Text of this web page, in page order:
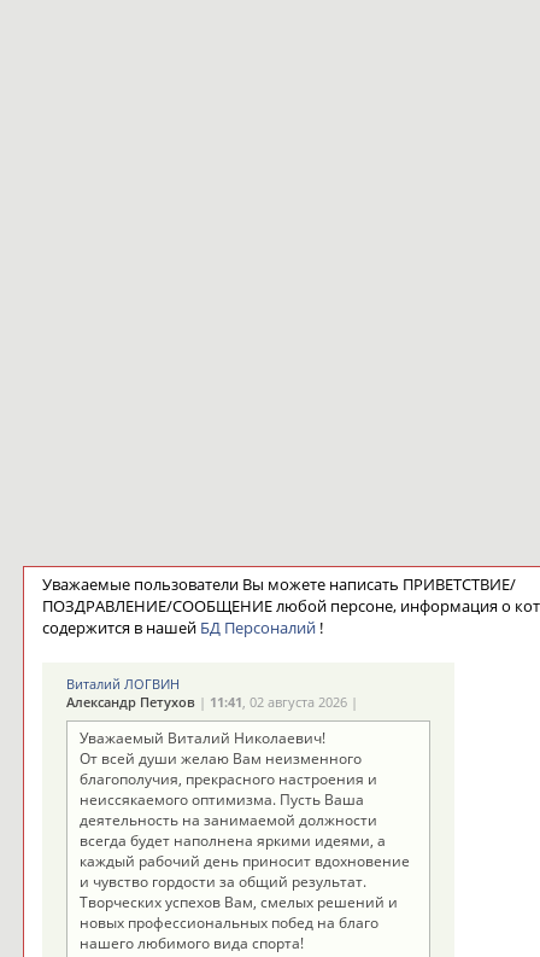
Уважаемые пользователи Вы можете написать ПРИВЕТСТВИЕ/
ПОЗДРАВЛЕНИЕ/СООБЩЕНИЕ любой персоне, информация о
содержится в нашей БД Персоналий!
Виталий ЛОГВИН
Александр Петухов| 11:41, 02 августа 2026 |
Уважаемый Виталий Николаевич!
От всей души желаю Вам неизменного
благополучия, прекрасного настроения и
неиссякаемого оптимизма. Пусть Ваша
деятельность на занимаемой должности
всегда будет наполнена яркими идеями, а
каждый рабочий день приносит вдохновение
и чувство гордости за общий результат.
Творческих успехов Вам, смелых решений и
новых профессиональных побед на благо
нашего любимого вида спорта!